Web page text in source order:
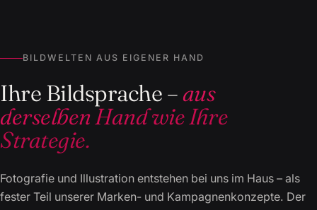
BILDWELTEN AUS EIGENER HAND
Ihre Bildsprache –aus
derselben Hand wie Ihre
Strategie.
Fotografie und Illustration entstehen bei uns im Haus – als
fester Teil unserer Marken- und Kampagnenkonzepte. Der